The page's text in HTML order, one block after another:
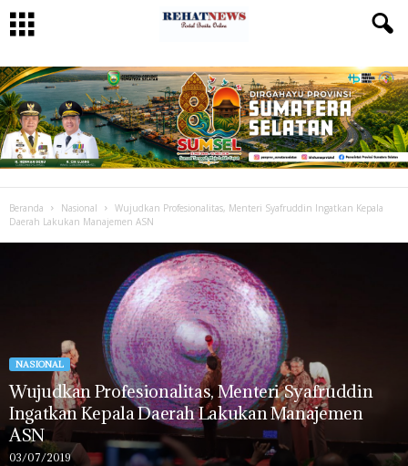
Beranda Nasional
Wujudkan Profesionalitas, Menteri Syafruddin Ingatkan Kepala
Daerah Lakukan Manajemen ASN
NASIONAL
Wujudkan Profesionalitas, Menteri Syafruddin
Ingatkan Kepala Daerah Lakukan Manajemen
ASN
03/07/2019